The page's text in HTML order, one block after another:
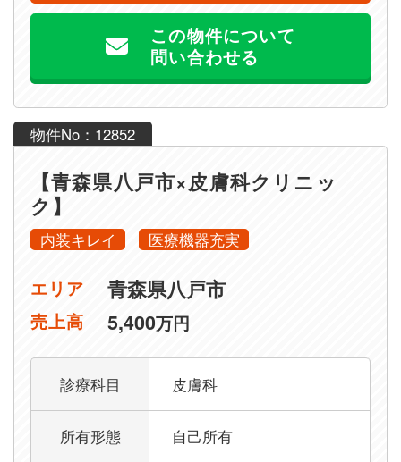
この物件について
問い合わせる
物件No：12852
【青森県八戸市×皮膚科クリニッ
ク】
内装キレイ 医療機器充実
エリア 青森県八戸市
売上高 5,400万円
診療科目 皮膚科
所有形態 自己所有